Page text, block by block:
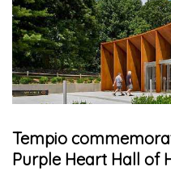
Tempio
Purple Heart Hall of